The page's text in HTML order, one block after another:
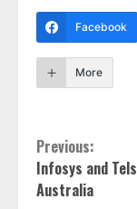
Facebook
More
Continue
Reading
Previous:
Infosys and
Australia